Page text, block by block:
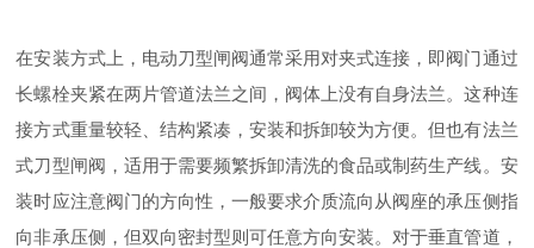
在安装方式上，电动刀型闸阀通常采用对夹式连接，即阀门通过
长螺栓夹紧在两片管道法兰之间，阀体上没有自身法兰。这种连
接方式重量较轻、结构紧凑，安装和拆卸较为方便。但也有法兰
式刀型闸阀，适用于需要频繁拆卸清洗的食品或制药生产线。安
装时应注意阀门的方向性，一般要求介质流向从阀座的承压侧指
向非承压侧，但双向密封型则可任意方向安装。对于垂直管道，